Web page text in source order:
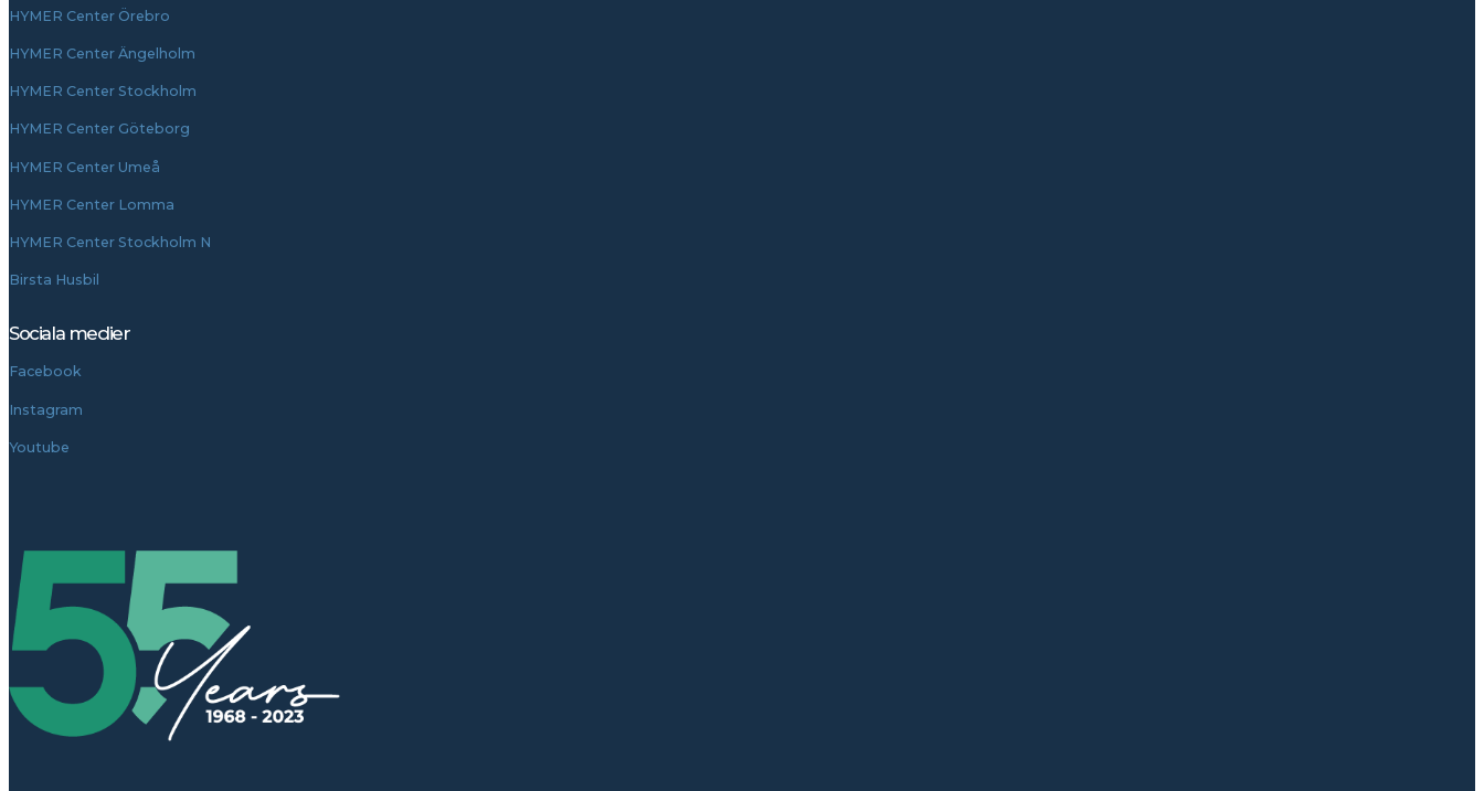
HYMER Center Örebro
HYMER Center Ängelholm
HYMER Center Stockholm
HYMER Center Göteborg
HYMER Center Umeå
HYMER Center Lomma
HYMER Center Stockholm N
Birsta Husbil
Sociala medier
Facebook
Instagram
Youtube